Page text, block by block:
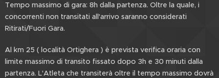
Tempo massimo di gara: 8h dalla partenza. Oltre la quale, i
concorrenti non transitati all'arrivo saranno considerati
Ritirati/Fuori Gara.
Al km 25 ( località Ortighera ) è prevista verifica oraria con
limite massimo di transito fissato dopo 3h e 30 minuti dalla
partenza. L'Atleta che transiterà oltre il tempo massimo dovrà